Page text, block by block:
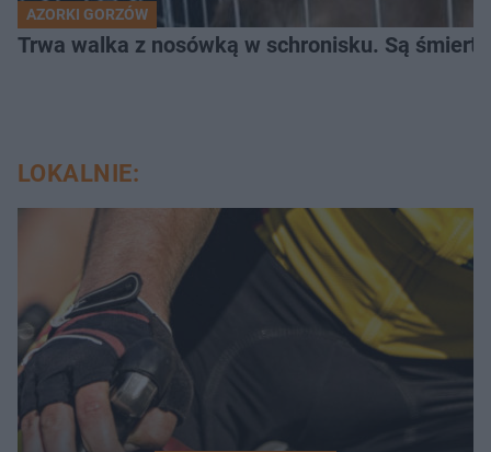
AZORKI GORZÓW
Trwa walka z nosówką w schronisku. Są
LOKALNIE: